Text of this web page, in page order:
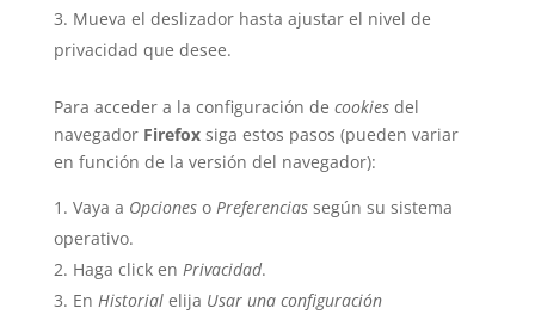
Mueva el deslizador hasta ajustar el nivel de
privacidad que desee.
Para acceder a la configuración de cookiesdel
navegador Firefoxsiga estos pasos (pueden variar
en función de la versión del navegador):
Vaya a Opcioneso Preferenciassegún su sistema
operativo.
Haga click en Privacidad.
En Historialelija Usar una configuración